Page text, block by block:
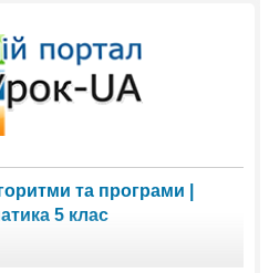
та програми |
5 клас